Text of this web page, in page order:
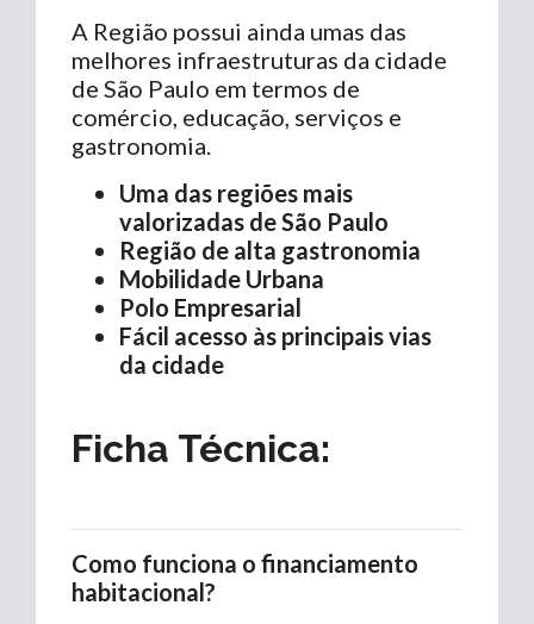
A Região possui ainda umas das
melhores infraestruturas da cidade
de São Paulo em termos de
comércio, educação, serviços e
gastronomia.
Uma das regiões mais
valorizadas de São Paulo
Região de alta gastronomia
Mobilidade Urbana
Polo Empresarial
Fácil acesso às principais vias
da cidade
Ficha Técnica:
Como funciona o financiamento
habitacional?